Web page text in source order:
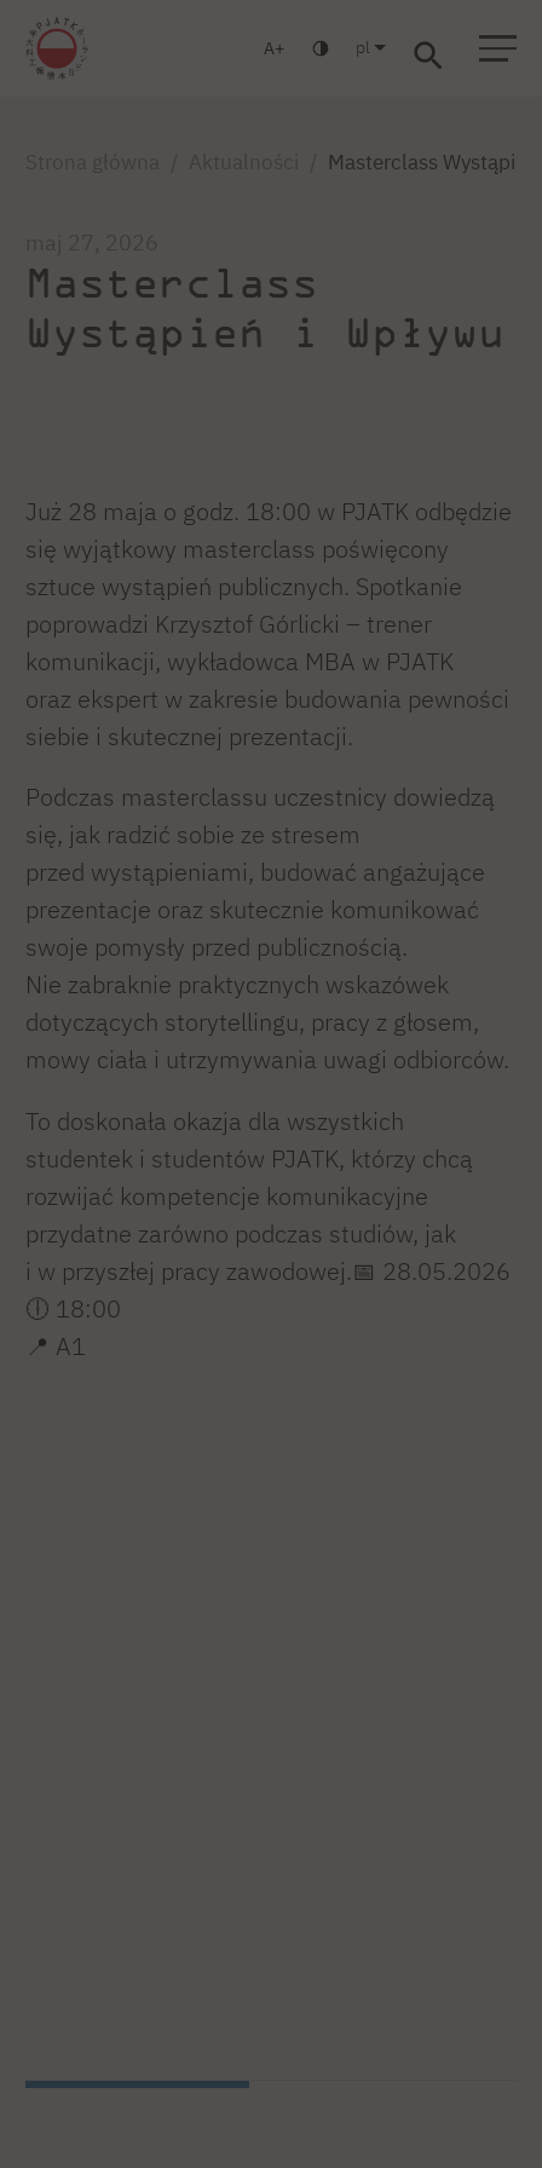
A pl
Masterclass Wystąpień
Masterclass
Wystąpień i Wpływu
Już 28 maja o godz. 18:00 w PJATK odbędzie
się wyjątkowy masterclass poświęcony
sztuce wystąpień publicznych. Spotkanie
poprowadzi Krzysztof Górlicki – trener
komunikacji, wykładowca MBA w PJATK
oraz ekspert w zakresie budowania pewności
siebie i skutecznej prezentacji.
Podczas masterclassu uczestnicy dowiedzą
się, jak radzić sobie ze stresem
przed wystąpieniami, budować angażujące
prezentacje oraz skutecznie komunikować
swoje pomysły przed publicznością.
Nie zabraknie praktycznych wskazówek
dotyczących storytellingu, pracy z głosem,
mowy ciała i utrzymywania uwagi odbiorców.
To doskonała okazja dla wszystkich
studentek i studentów PJATK, którzy chcą
rozwijać kompetencje komunikacyjne
przydatne zarówno podczas studiów, jak
i w przyszłej pracy zawodowej.📅 28.05.2026
🕕 18:00
📍 A1